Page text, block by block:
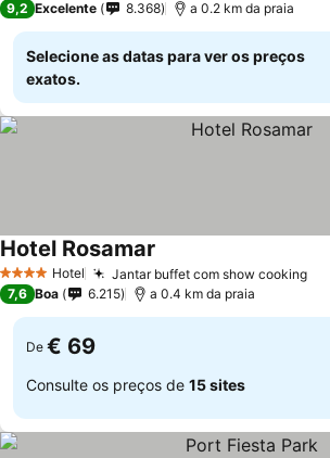
9,2 Excelente 8.368 a 0.2 km da praia
Selecione as datas para ver os preços
exatos.
4 EstrelasHotel Jantar buffet com show cooking
Hotel Rosamar
7,6 Boa 6.215 a 0.4 km da praia
De € 69
Consulte os preços de 15 sites